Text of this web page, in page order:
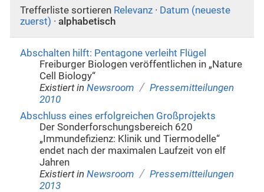
Trefferliste sortieren Relevanz · Datum (neueste
zuerst) · alphabetisch
Abschalten hilft: Pentagone verleiht Flügel
Freiburger Biologen veröffentlichen in „Nature
Cell Biology“
Existiert in Newsroom / Pressemitteilungen
2010
Abschluss eines erfolgreichen Großprojekts
Der Sonderforschungsbereich 620
„Immundefizienz: Klinik und Tiermodelle“
endet nach der maximalen Laufzeit von elf
Jahren
Existiert in Newsroom / Pressemitteilungen
2013